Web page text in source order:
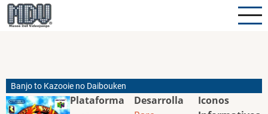
Pasar
al
Banjo to Kazooie no Daibouken
Plataforma
Desarrolla
Iconos